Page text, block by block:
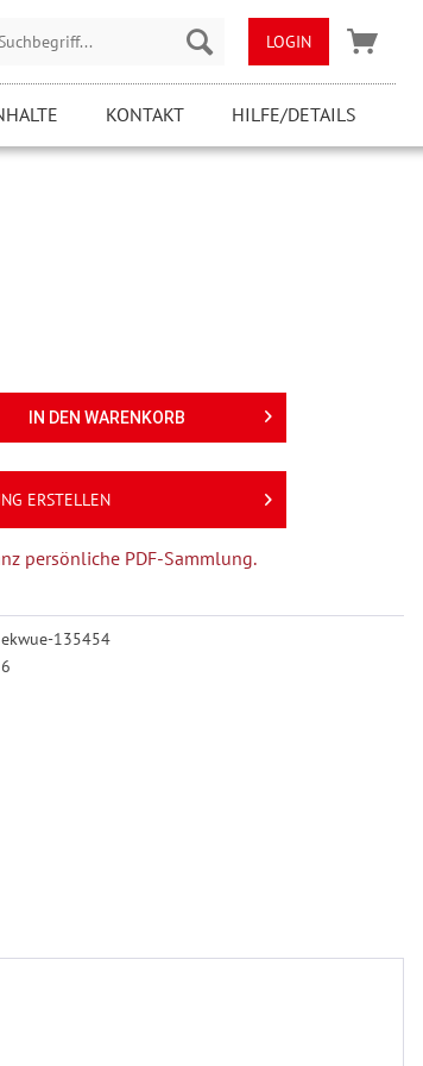
LOGIN
KONTAKT HILFE/DETAILS
IN DEN WARENKORB
ERSTELLEN
persönliche PDF-Sammlung.
ekwue-135454
6